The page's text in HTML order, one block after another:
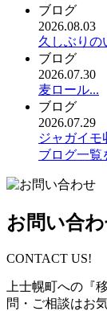
ブログ
2026.08.03
久しぶりの
ブログ
2026.07.30
麦ロール...
ブログ
2026.07.29
ジャガイモ
ブログ一覧
お問い合
CONTACT US!
上士幌町への『
問・ご相談はお